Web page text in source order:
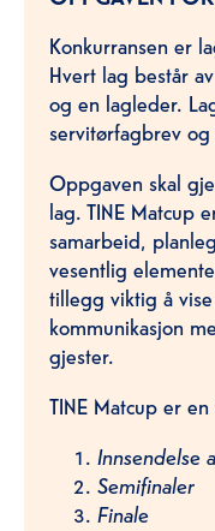
Konkurransen er
Hvert lag består
og en lagleder.
servitørfagbrev
Oppgaven skal
lag. TINE Matcup
samarbeid,
vesentlig
tillegg viktig å
kommunikasjon
gjester.
TINE Matcup er
Innsendelse
Semifinaler
Finale